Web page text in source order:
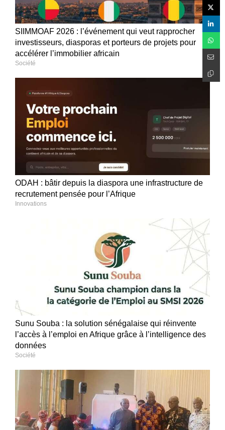
SIIMMOAF 2026 : l’événement qui veut rapprocher
investisseurs, diasporas et porteurs de projets pour
accélérer l’immobilier africain
Société
ODAH : bâtir depuis la diaspora une infrastructure de
recrutement pensée pour l’Afrique
Innovations
Sunu Souba : la solution sénégalaise qui réinvente
l’accès à l’emploi en Afrique grâce à l’intelligence des
données
Société